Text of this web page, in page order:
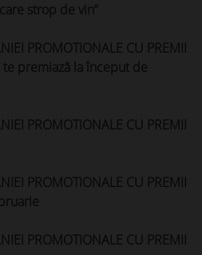
strop de vin”
PROMOTIONALE CU PREMII
te premiază la început de
PROMOTIONALE CU PREMII
PROMOTIONALE CU PREMII
PROMOTIONALE CU PREMII